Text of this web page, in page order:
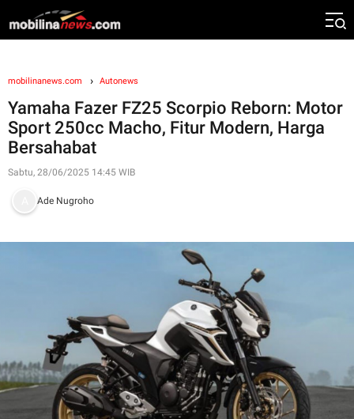
mobilinanews.com Autonews
Yamaha Fazer FZ25 Scorpio Reborn: Motor
Sport 250cc Macho, Fitur Modern, Harga
Bersahabat
Sabtu, 28/06/2025 14:45 WIB
Ade Nugroho